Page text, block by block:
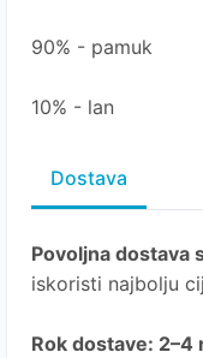
90% - pamuk
10% - lan
Dostava
Povoljna dostava
iskoristi najbolju
Rok dostave: 2–4